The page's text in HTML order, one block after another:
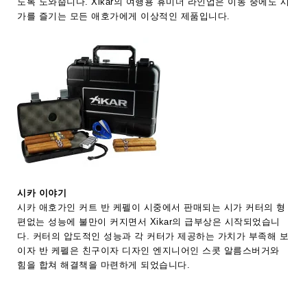
가를 즐기는 모든 애호가에게 이상적인 제품입니다.
시카 이야기
시카 애호가인 커트 반 케펠이 시중에서 판매되는 시가 커터의 형
편없는 성능에 불만이 커지면서 Xikar의 급부상은 시작되었습니
다. 커터의 압도적인 성능과 각 커터가 제공하는 가치가 부족해 보
이자 반 케펠은 친구이자 디자인 엔지니어인 스콧 알름스버거와
힘을 합쳐 해결책을 마련하게 되었습니다.